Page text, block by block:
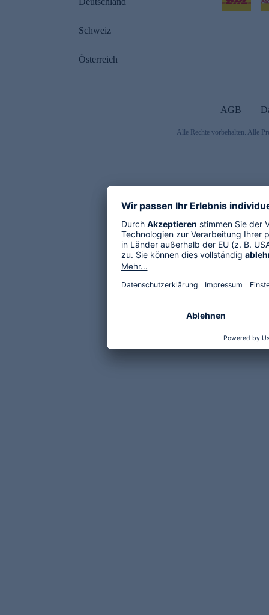
Schweiz
Österreich
AGB
Alle Rechte vorbehalten. Alle